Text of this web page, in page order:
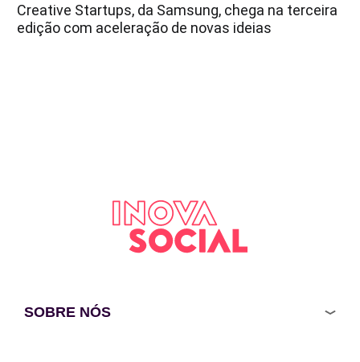
Creative Startups, da Samsung, chega na terceira
edição com aceleração de novas ideias
SOBRE NÓS